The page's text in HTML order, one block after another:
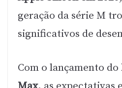
geração da série M
significativos de
Com o lançamento do